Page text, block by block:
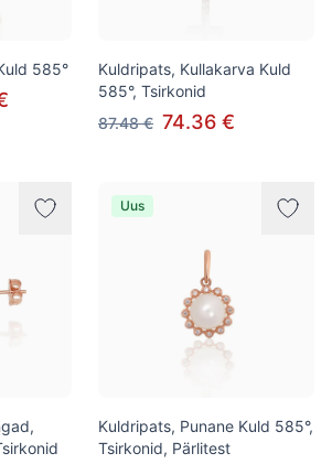
585°
Kuldripats, Kullakarva Kuld
585°, Tsirkonid
87.48 € 74.36 €
Uus
Kuldripats, Punane Kuld 585°,
Tsirkonid, Pärlitest